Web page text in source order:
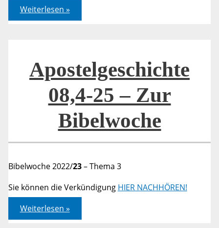
Apostelgeschichte
08,4-
25
Weiterlesen »
Apostelgeschichte
08,4-25 – Zur
Bibelwoche
Bibelwoche 2022/23– Thema 3
Sie können die Verkündigung HIER NACHHÖREN!
Apostelgeschichte
08,4-
25
Weiterlesen »